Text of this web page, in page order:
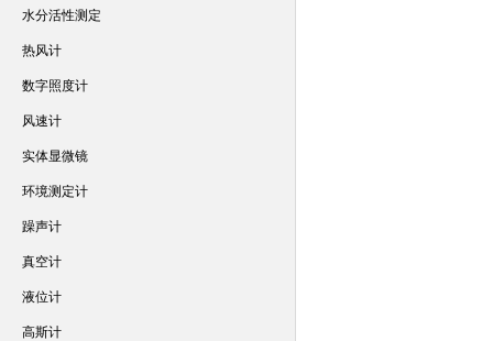
水分活性测定
热风计
数字照度计
风速计
实体显微镜
环境测定计
躁声计
真空计
液位计
高斯计